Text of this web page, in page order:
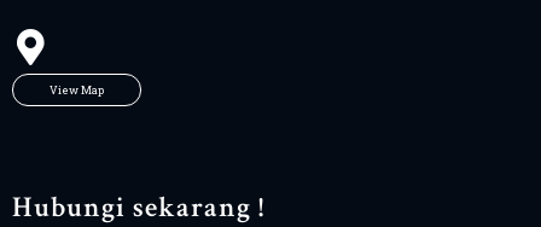
View Map
Hubungi sekarang !